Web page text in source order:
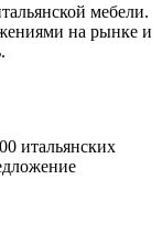
мебели.
на рынке и
итальянских